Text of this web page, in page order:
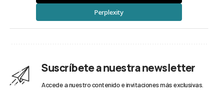
Perplexity
Suscríbete a nuestra newsletter
Accede a nuestro contenido e invitaciones más exclusivas.